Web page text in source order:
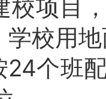
校项目
学校用
24个班